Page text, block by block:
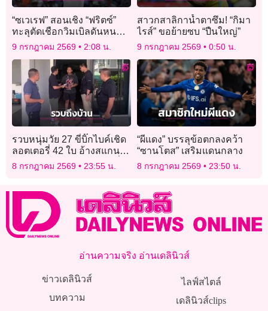
“ซเวเรฟ” สอนเชิง “ฟริตซ์”
ทะลุตัดเชือกวิมเบิลดันหน
แรก
9 กรกฎาคม 2569 2:08 น.
สาวกสาลิกาน้ำตาซึม! “กิมา
ไรส์” ขอย้ายซบ “ปืนใหญ่”
9 กรกฎาคม 2569 0:50 น.
รวบหนุ่มวัย 27 ขี่บิ๊กไบค์เชิด
ลอตเตอรี่ 42 ใบ อ้างสแกน
จ่ายเงินแต่เงินไม่พอ ก่อนขี่
หนีถูกรวบถึงบ้าน
8 กรกฎาคม 2569 23:55 น.
“ผีแดง” บรรลุข้อตกลงคว้า
“ซานโตส” เสริมแดนกลาง
8 กรกฎาคม 2569 23:50 น.
อ่านความจริง อ่านเดลินิวส์
ข่าวเดลินิวส์
บทความ
ไลฟ์สไตล์
เดลินิวส์clips